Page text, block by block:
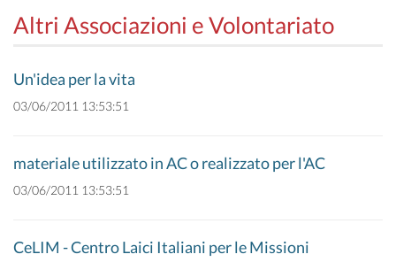
Altri Associazioni e Volontariato
Un'idea per la vita
03/06/2011 13:53:51
materiale utilizzato in AC o realizzato per l'AC
03/06/2011 13:53:51
CeLIM - Centro Laici Italiani per le Missioni